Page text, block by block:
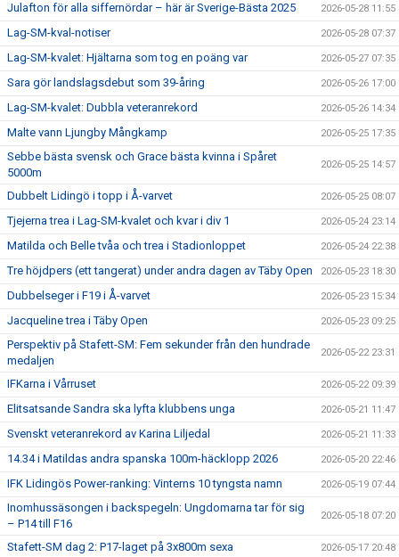
Julafton för alla siffernördar – här är Sverige-Bästa 2025 2026-05-28 11:55
Lag-SM-kval-notiser 2026-05-28 07:37
Lag-SM-kvalet: Hjältarna som tog en poäng var 2026-05-27 07:35
Sara gör landslagsdebut som 39-åring 2026-05-26 17:00
Lag-SM-kvalet: Dubbla veteranrekord 2026-05-26 14:34
Malte vann Ljungby Mångkamp 2026-05-25 17:35
Sebbe bästa svensk och Grace bästa kvinna i Spåret
5000m
2026-05-25 14:57
Dubbelt Lidingö i topp i Å-varvet 2026-05-25 08:07
Tjejerna trea i Lag-SM-kvalet och kvar i div 1 2026-05-24 23:14
Matilda och Belle tvåa och trea i Stadionloppet 2026-05-24 22:38
Tre höjdpers (ett tangerat) under andra dagen av Täby Open 2026-05-23 18:30
Dubbelseger i F19 i Å-varvet 2026-05-23 15:34
Jacqueline trea i Täby Open 2026-05-23 09:25
Perspektiv på Stafett-SM: Fem sekunder från den hundrade
medaljen
2026-05-22 23:31
IFKarna i Vårruset 2026-05-22 09:39
Elitsatsande Sandra ska lyfta klubbens unga 2026-05-21 11:47
Svenskt veteranrekord av Karina Liljedal 2026-05-21 11:33
14.34 i Matildas andra spanska 100m-häcklopp 2026 2026-05-20 22:46
IFK Lidingös Power-ranking: Vinterns 10 tyngsta namn 2026-05-19 07:44
Inomhussäsongen i backspegeln: Ungdomarna tar för sig
– P14 till F16
2026-05-18 07:20
Stafett-SM dag 2: P17-laget på 3x800m sexa 2026-05-17 20:48